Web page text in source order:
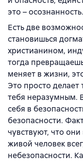
это – осознанность.
Есть две
становишься
христианином,
тогда
меняет в жизни,
Это просто делает
тебя неразумным.
себя в
безопасности.
чувствуют, что
живой человек
небезопасности.